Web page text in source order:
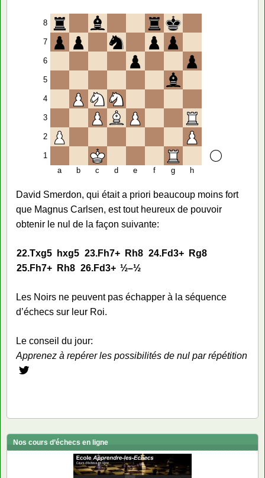
8
7
6
5
4
3
2
1
a
b c d e f g h
David Smerdon, qui était a priori beaucoup moins fort
que Magnus Carlsen, est tout heureux de pouvoir
obtenir le nul de la façon suivante:
22.Txg5 hxg5 23.Fh7+ Rh8 24.Fd3+
Rg8
25.Fh7+ Rh8 26.Fd3+ ½–½
Les Noirs ne peuvent pas échapper à la séquence
d’échecs sur leur Roi.
Le conseil du jour:
Apprenez à repérer les possibilités de nul par répétition
Nos cours d’échecs en ligne